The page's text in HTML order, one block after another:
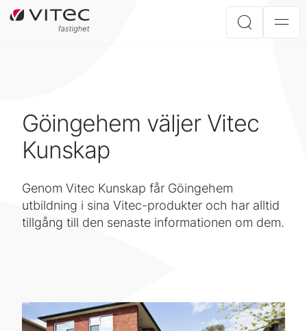
Göingehem väljer Vitec
Kunskap
Genom Vitec Kunskap får Göingehem
utbildning i sina Vitec-produkter och har alltid
tillgång till den senaste informationen om dem.